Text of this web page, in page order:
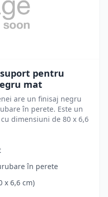
suport pentru
mat
are un finisaj negru
în perete. Este un
dimensiuni de 80 x 6,6
în perete
x 6,6 cm)